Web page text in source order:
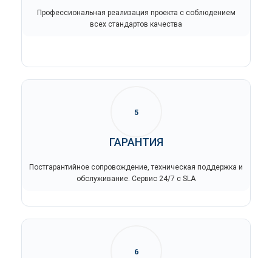
Профессиональная реализация проекта с соблюдением
всех стандартов качества
5
ГАРАНТИЯ
Постгарантийное сопровождение, техническая поддержка и
обслуживание. Сервис 24/7 с SLA
6